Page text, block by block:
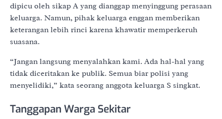
dipicu oleh sikap A yang dianggap menyinggung perasaan
keluarga. Namun, pihak keluarga enggan memberikan
keterangan lebih rinci karena khawatir memperkeruh
suasana.
“Jangan langsung menyalahkan kami. Ada hal-hal yang
tidak diceritakan ke publik. Semua biar polisi yang
menyelidiki,” kata seorang anggota keluarga S singkat.
Tanggapan Warga Sekitar